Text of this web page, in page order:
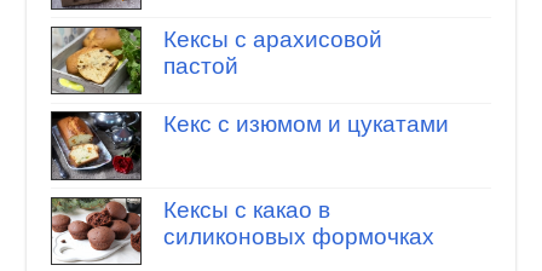
Кексы с арахисовой
пастой
Кекс с изюмом и цукатами
Кексы с какао в
силиконовых формочках